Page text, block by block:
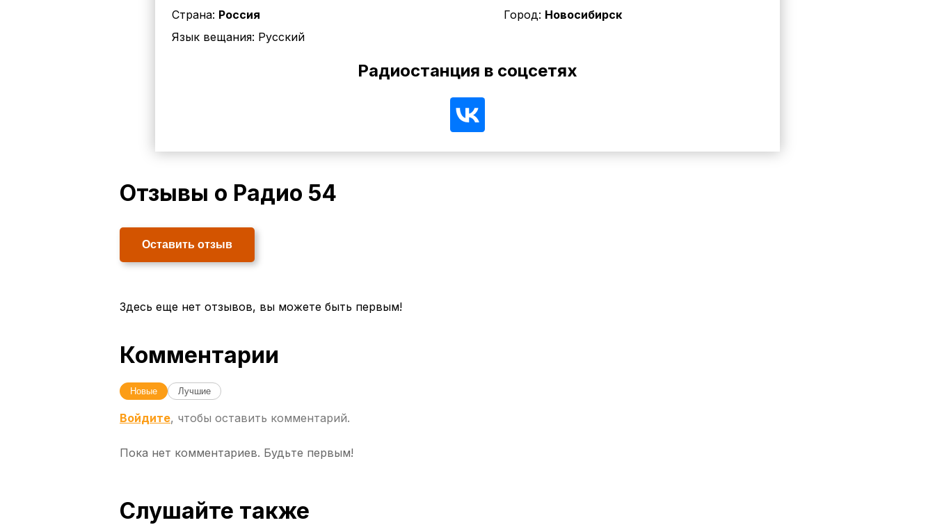
Страна: Россия Город: Новосибирск
Язык вещания: Русский
Радиостанция в соцсетях
Отзывы о Радио 54
Оставить отзыв
Здесь еще нет отзывов, вы можете быть первым!
Комментарии
Новые Лучшие
Войдите, чтобы оставить комментарий.
Пока нет комментариев. Будьте первым!
Слушайте также